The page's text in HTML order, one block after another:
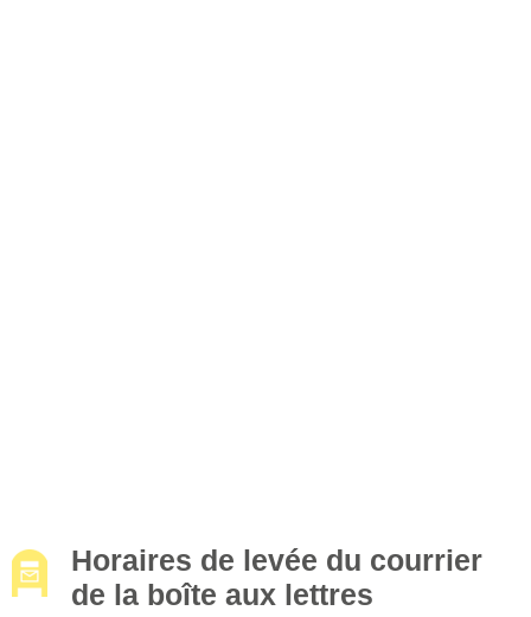
Horaires de levée du courrier
de la boîte aux lettres